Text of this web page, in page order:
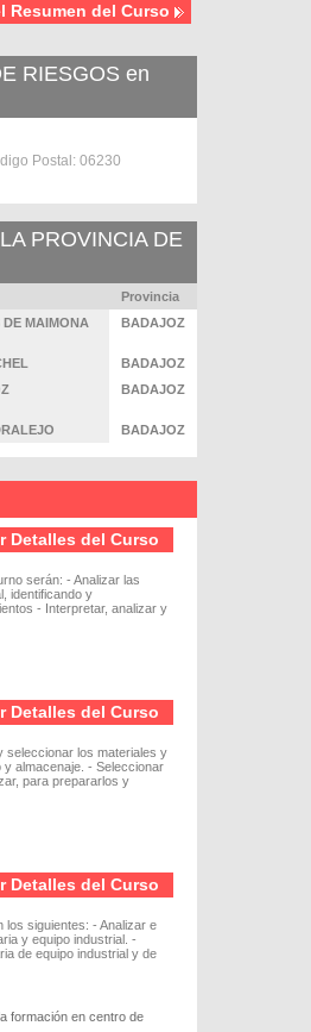
Resumen del Curso
RIESGOS en
Postal: 06230
PROVINCIA DE
Provincia
DE MAIMONA
BADAJOZ
BADAJOZ
BADAJOZ
BADAJOZ
Detalles del Curso
serán: - Analizar las
identificando y
- Interpretar, analizar y
Detalles del Curso
seleccionar los materiales y
almacenaje. - Seleccionar
para prepararlos y
Detalles del Curso
los siguientes: - Analizar e
y equipo industrial. -
de equipo industrial y de
formación en centro de